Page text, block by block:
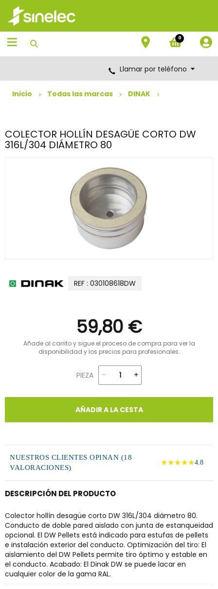
Saltar
contenido
Saltar
menú
de
navegación
0
Llamar por teléfono
Inicio Todas las marcas DINAK
COLECTOR HOLLÍN DESAGÜE CORTO DW
316L/304 DIÁMETRO 80
REF : 030108618DW
59,80 €
Añade al carrito y sigue el proceso de compra para ver la
disponibilidad y los precios para profesionales.
PIEZA
AÑADIR A LA CESTA
NUESTROS CLIENTES OPINAN (18
VALORACIONES)
★★★★★4.8
DESCRIPCIÓN DEL PRODUCTO
Colector hollín desagüe corto DW 316L/304 diámetro 80.
Conducto de doble pared aislado con junta de estanqueidad
opcional. El DW Pellets está indicado para estufas de pellets
e instalación exterior del conducto. Optimización del tiro: El
aislamiento del DW Pellets permite tiro óptimo y estable en
el conducto. Acabado: El Dinak DW se puede lacar en
cualquier color de la gama RAL.